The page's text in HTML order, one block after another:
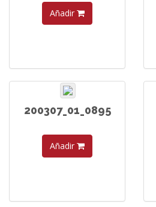
Añadir
200307_01_0895
Añadir